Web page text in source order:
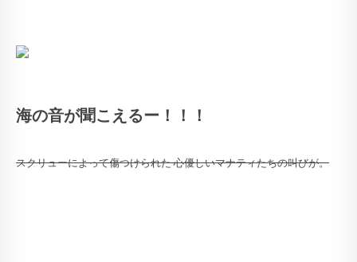
海の音が聞こえるー！！！
スクリューによって傷つけられた 心優しいマナティたちの叫びが。